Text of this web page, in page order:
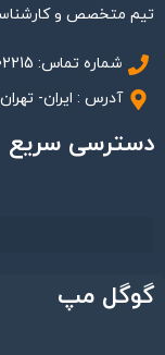
تیم متخصص و
شماره تماس: 09122302215
آدرس : ایران-
دسترسی سریع
گوگل مپ